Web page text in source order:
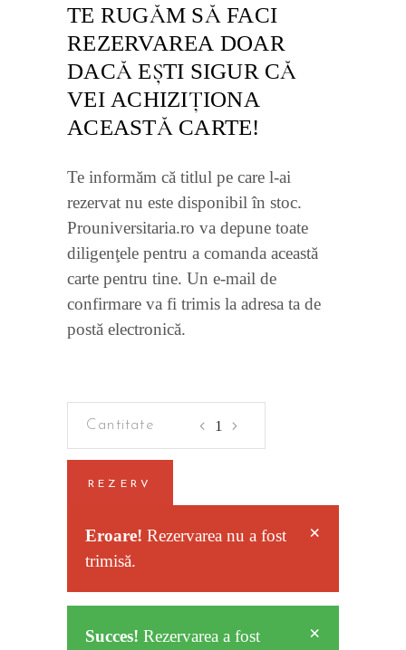
TE RUGĂM SĂ FACI
REZERVAREA DOAR
DACĂ EŞTI SIGUR CĂ
VEI ACHIZIŢIONA
ACEASTĂ CARTE!
Te informăm că titlul pe care l-ai
rezervat nu este disponibil în stoc.
Prouniversitaria.ro va depune toate
diligenţele pentru a comanda această
carte pentru tine. Un e-mail de
confirmare va fi trimis la adresa ta de
postă electronică.
REZERV
×
Eroare! Rezervarea nu a fost
trimisă.
×
Succes! Rezervarea a fost